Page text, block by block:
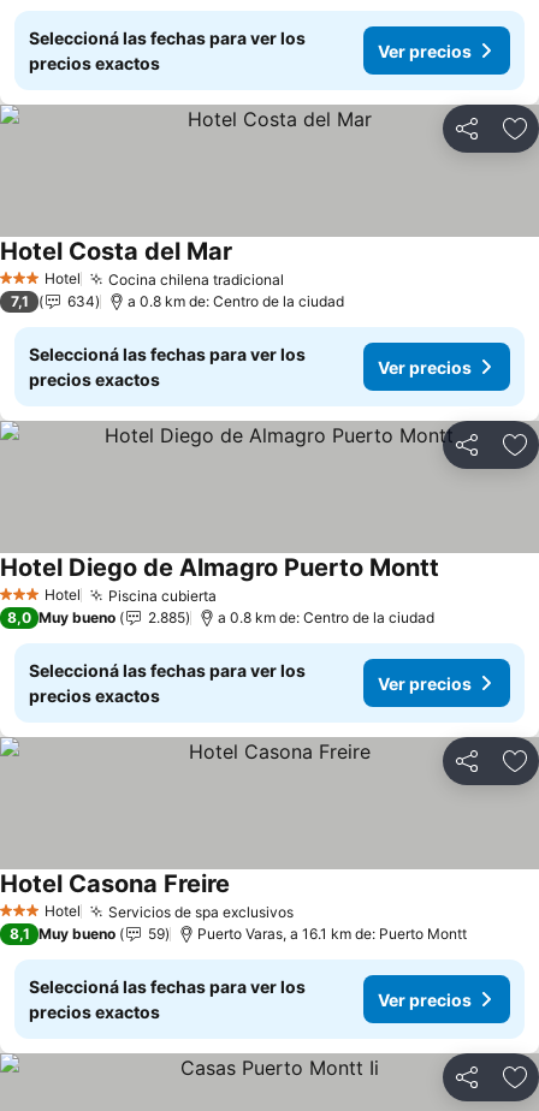
Seleccioná las fechas para ver los
precios exactos
Ver precios
Compartir
3 Estrellas
Hotel Cocina chilena tradicional
Hotel Costa del Mar
7,1 634 a 0.8 km de: Centro de la ciudad
Seleccioná las fechas para ver los
precios exactos
Ver precios
Compartir
3 Estrellas
Hotel Piscina cubierta
Hotel Diego de Almagro Puerto Montt
8,0 Muy bueno 2.885 a 0.8 km de: Centro de la ciudad
Seleccioná las fechas para ver los
precios exactos
Ver precios
Compartir
3 Estrellas
Hotel Servicios de spa exclusivos
Hotel Casona Freire
8,1 Muy bueno 59 Puerto Varas, a 16.1 km de: Puerto Montt
Seleccioná las fechas para ver los
precios exactos
Ver precios
Compartir